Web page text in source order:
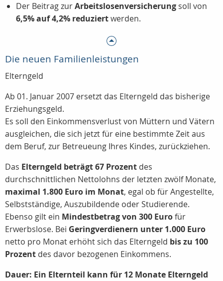
Der Beitrag zurArbeitslosenversicherung soll von
6,5% auf 4,2% reduziertwerden.
Die neuen Familienleistungen
Elterngeld
Ab 01. Januar 2007 ersetzt das Elterngeld das bisherige
Erziehungsgeld.
Es soll den Einkommensverlust von Müttern und Vätern
ausgleichen, die sich jetzt für eine bestimmte Zeit aus
dem Beruf, zur Betreueung Ihres Kindes, zurückziehen.
Das Elterngeld beträgt 67 Prozent des
durchschnittlichen Nettolohns der letzten zwölf Monate,
maximal 1.800 Euro im Monat, egal ob für Angestellte,
Selbstständige, Auszubildende oder Studierende.
Ebenso gilt ein Mindestbetrag von 300 Eurofür
Erwerbslose. Bei Geringverdienern unter 1.000 Euro
netto pro Monat erhöht sich das Elterngeld bis zu 100
Prozent des davor bezogenen Einkommens.
Dauer: Ein Elternteil kann für 12 Monate Elterngeld